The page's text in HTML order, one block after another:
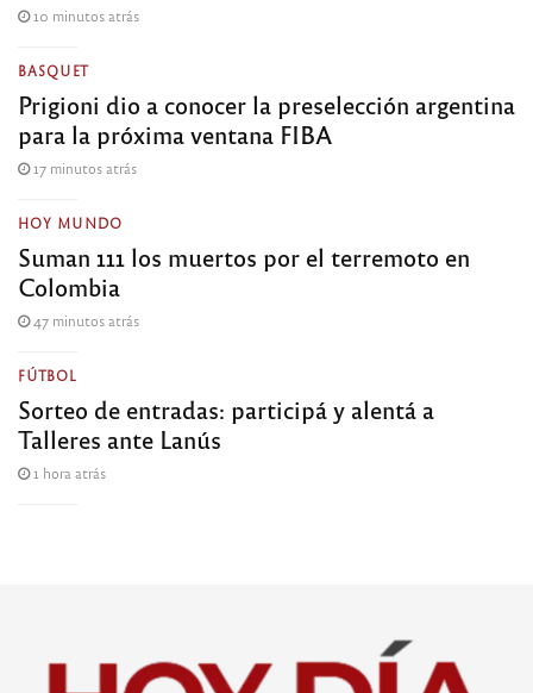
10 minutos atrás
BASQUET
Prigioni dio a conocer la preselección argentina
para la próxima ventana FIBA
17 minutos atrás
HOY MUNDO
Suman 111 los muertos por el terremoto en
Colombia
47 minutos atrás
FÚTBOL
Sorteo de entradas: participá y alentá a
Talleres ante Lanús
1 hora atrás